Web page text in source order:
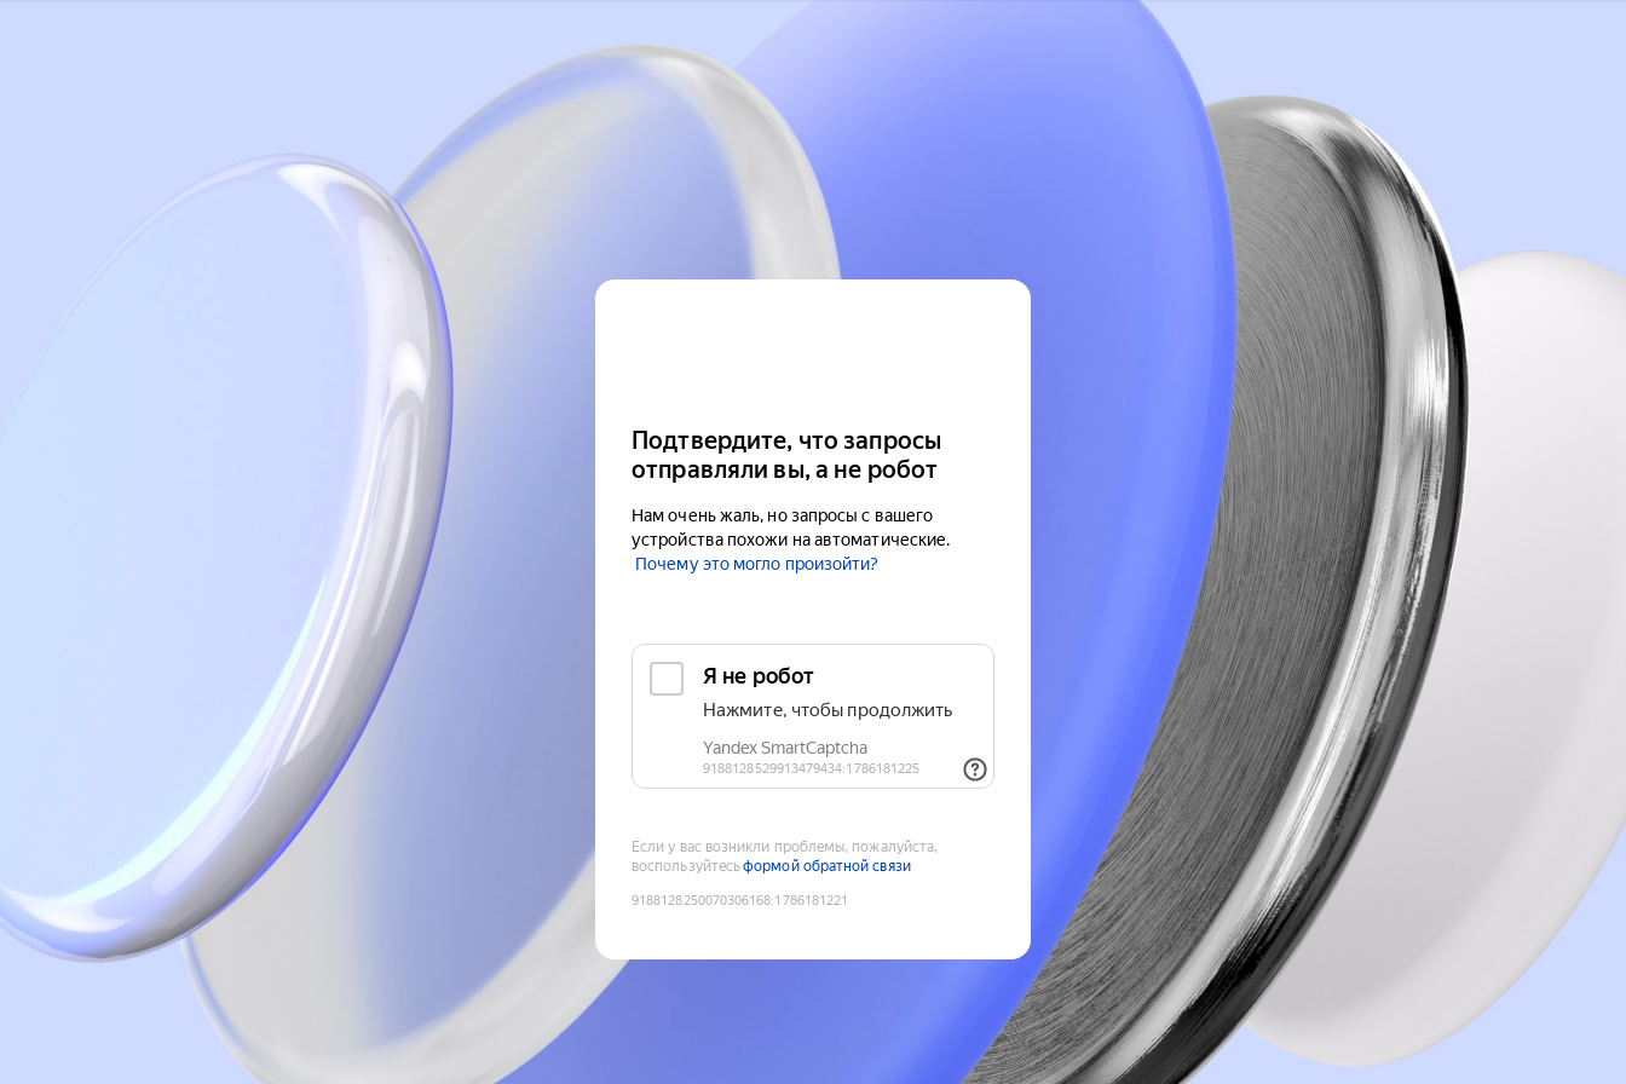
Подтвердите, что запросы
отправляли вы, а не робот
Нам очень жаль, но запросы с вашего
устройства похожи на автоматические.
Почему это могло произойти?
Если у вас возникли проблемы, пожалуйста,
воспользуйтесьформой обратной связи
9188128250070306168:1786181221